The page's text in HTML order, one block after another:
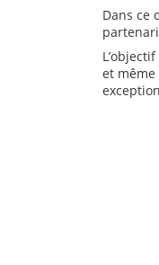
Dans ce
et